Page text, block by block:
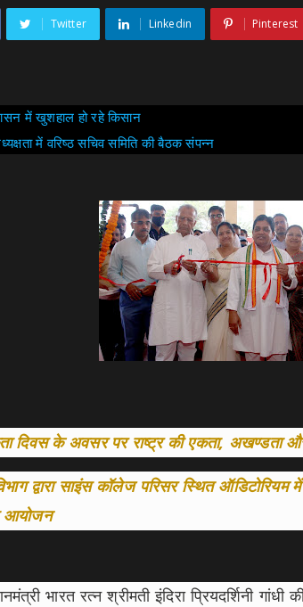
Twitter Linkedin Pinterest
में खुशहाल हो रहे किसान
में वरिष्ठ सचिव समिति की बैठक संपन्न
दिवस के अवसर पर राष्ट्र की एकता, अखण्डता
द्वारा साइंस कॉलेज परिसर स्थित
आयोजन
भारत रत्न श्रीमती इंदिरा प्रियदर्शिनी